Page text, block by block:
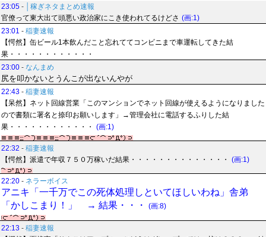
23:05 -
│稼ぎネタまとめ速報
官僚って東大出て頭悪い政治家にこき使われてるけどさ (画:1)
23:01 - 稲妻速報
【愕然】缶ビール1本飲んだこと忘れててコンビニまで車運転してきた結
果・・・・・・・・・・・・
23:00 - なんまめ
尻を叩かないとうんこが出ないんやが
22:43 - 稲妻速報
【呆然】ネット回線営業「このマンションでネット回線が使えるようになりました
ので書類に署名と捺印お願いします」→管理会社に電話するふりした結
果・・・・・・・・・・・・
(画:1)
22:32 - 稲妻速報
【愕然】派遣で年収７５０万稼いだ結果・・・・・・・・・・・・・・
(画:1)
22:20 - ネラーボイス
アニキ「一千万でこの死体処理しといてほしいわね」舎弟
「かしこまり！」 → 結果・・・
(画:8)
22:13 - 稲妻速報